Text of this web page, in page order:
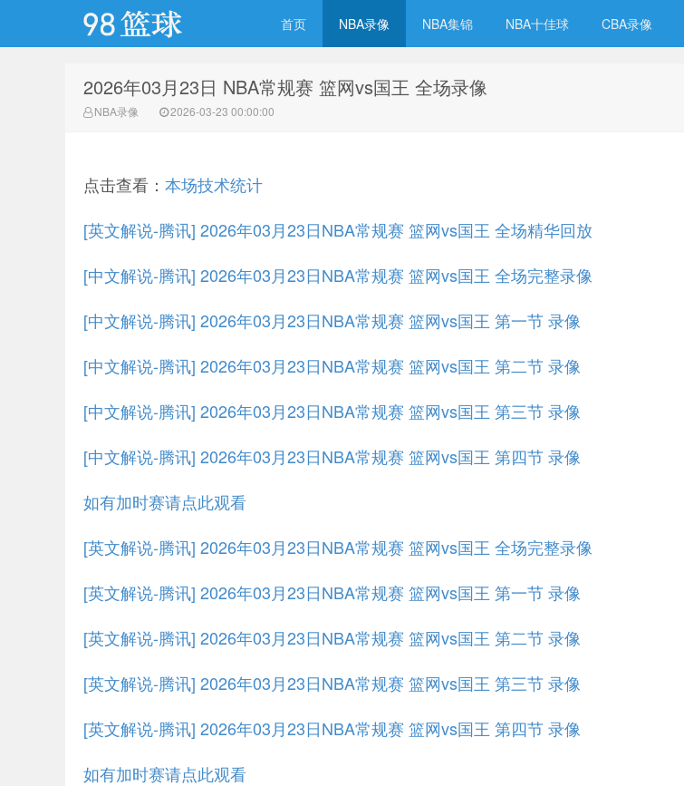
98篮球网
首页 NBA录像 NBA集锦 NBA十佳球 CBA录像
2026年03月23日 NBA常规赛 篮网vs国王 全场录像
NBA录像 2026-03-23 00:00:00
点击查看： 本场技术统计
[英文解说-腾讯] 2026年03月23日NBA常规赛 篮网vs国王 全场精华回放
[中文解说-腾讯] 2026年03月23日NBA常规赛 篮网vs国王 全场完整录像
[中文解说-腾讯] 2026年03月23日NBA常规赛 篮网vs国王 第一节 录像
[中文解说-腾讯] 2026年03月23日NBA常规赛 篮网vs国王 第二节 录像
[中文解说-腾讯] 2026年03月23日NBA常规赛 篮网vs国王 第三节 录像
[中文解说-腾讯] 2026年03月23日NBA常规赛 篮网vs国王 第四节 录像
如有加时赛请点此观看
[英文解说-腾讯] 2026年03月23日NBA常规赛 篮网vs国王 全场完整录像
[英文解说-腾讯] 2026年03月23日NBA常规赛 篮网vs国王 第一节 录像
[英文解说-腾讯] 2026年03月23日NBA常规赛 篮网vs国王 第二节 录像
[英文解说-腾讯] 2026年03月23日NBA常规赛 篮网vs国王 第三节 录像
[英文解说-腾讯] 2026年03月23日NBA常规赛 篮网vs国王 第四节 录像
如有加时赛请点此观看